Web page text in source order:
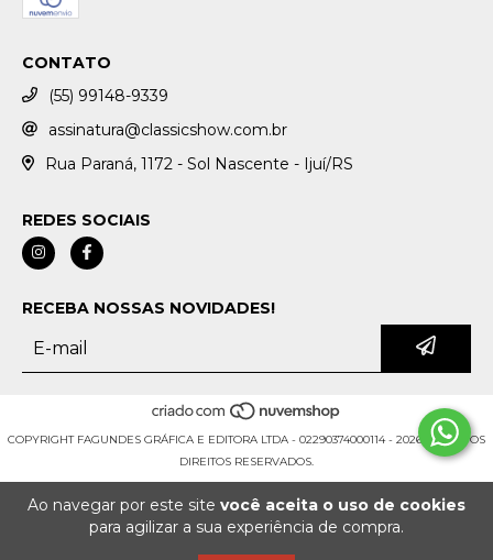
Ao navegar por este site você aceita o uso de cookies
para agilizar a sua experiência de compra.
CONTATO
(55) 99148-9339
assinatura@classicshow.com.br
Rua Paraná, 1172 - Sol Nascente - Ijuí/RS
REDES SOCIAIS
RECEBA NOSSAS NOVIDADES!
COPYRIGHT FAGUNDES GRÁFICA E EDITORA LTDA - 02290374000114 - 2026. TODOS OS
DIREITOS RESERVADOS.